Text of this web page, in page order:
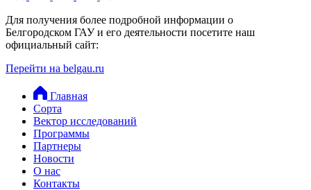
Для получения более подробной информации о
Белгородском ГАУ и его деятельности посетите наш
официальный сайт:
Перейти на belgau.ru
Главная
Сорта
Вектор исследований
Программы
Партнеры
Новости
О нас
Контакты